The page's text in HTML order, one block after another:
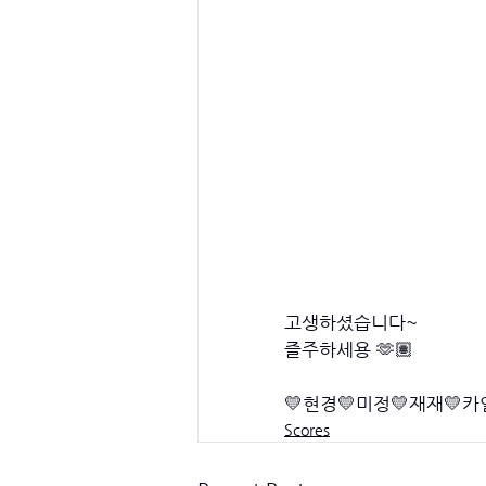
고생하셨습니다~
즐주하세용 🫶🏽
💛현경💛미정💛재재💛카
Scores